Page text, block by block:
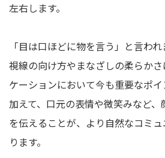
左右します。
「目は口ほどに物を言う」と言われ
視線の向け方やまなざしの柔らか
ケーションにおいて今も重要なポイ
加えて、口元の表情や微笑みなど
を伝えることが、より自然なコミ
ります。